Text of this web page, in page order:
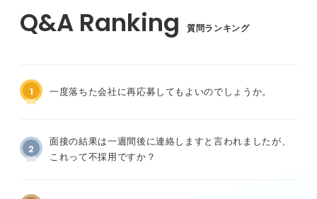
質問ランキング
1 一度落ちた会社に再応募してもよいのでしょうか。
2
面接の結果は一週間後に連絡しますと言われましたが、
これって不採用ですか？